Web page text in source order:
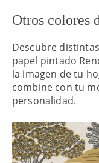
Otros colores
Descubre
papel pintado
la imagen de tu
combine con tu
personalidad.